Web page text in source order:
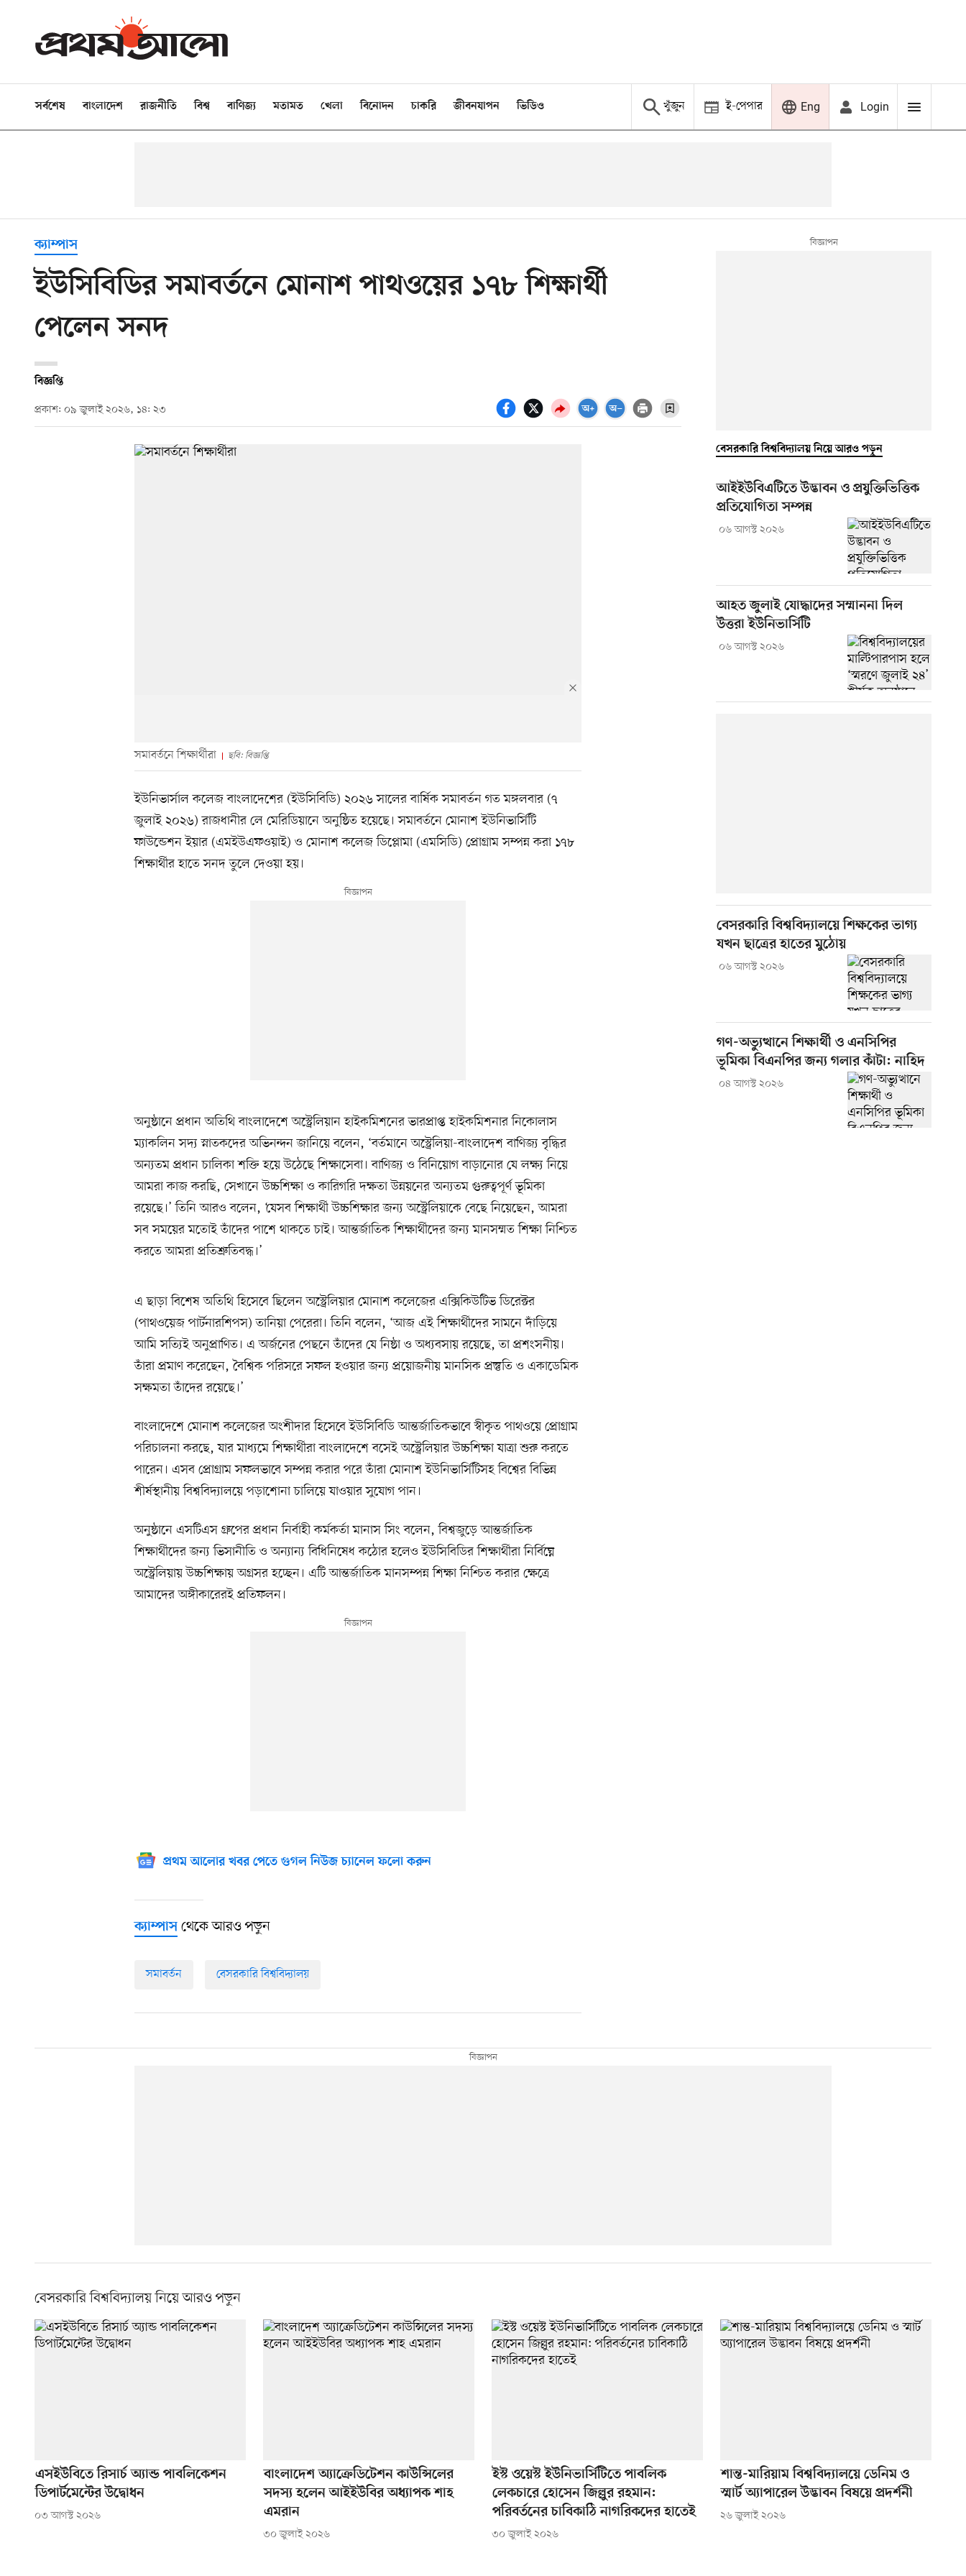
সর্বশেষ বাংলাদেশ রাজনীতি বিশ্ব বাণিজ্য মতামত খেলা বিনোদন চাকরি জীবনযাপন ভিডিও খুঁজুন ই-পেপার Eng Login
ক্যাম্পাস
ইউসিবিডির সমাবর্তনে মোনাশ পাথওয়ের ১৭৮ শিক্ষার্থী
পেলেন সনদ
বিজ্ঞপ্তি
প্রকাশ: ০৯ জুলাই ২০২৬, ১৪: ২৩
সমাবর্তনে শিক্ষার্থীরা ছবি: বিজ্ঞপ্তি
ইউনিভার্সাল কলেজ বাংলাদেশের (ইউসিবিডি) ২০২৬ সালের বার্ষিক সমাবর্তন গত মঙ্গলবার (৭
জুলাই ২০২৬) রাজধানীর লে মেরিডিয়ানে অনুষ্ঠিত হয়েছে। সমাবর্তনে মোনাশ ইউনিভার্সিটি
ফাউন্ডেশন ইয়ার (এমইউএফওয়াই) ও মোনাশ কলেজ ডিপ্লোমা (এমসিডি) প্রোগ্রাম সম্পন্ন করা ১৭৮
শিক্ষার্থীর হাতে সনদ তুলে দেওয়া হয়।
অনুষ্ঠানে প্রধান অতিথি বাংলাদেশে অস্ট্রেলিয়ান হাইকমিশনের ভারপ্রাপ্ত হাইকমিশনার নিকোলাস
ম্যাকলিন সদ্য স্নাতকদের অভিনন্দন জানিয়ে বলেন, ‘বর্তমানে অস্ট্রেলিয়া-বাংলাদেশ বাণিজ্য বৃদ্ধির
অন্যতম প্রধান চালিকা শক্তি হয়ে উঠেছে শিক্ষাসেবা। বাণিজ্য ও বিনিয়োগ বাড়ানোর যে লক্ষ্য নিয়ে
আমরা কাজ করছি, সেখানে উচ্চশিক্ষা ও কারিগরি দক্ষতা উন্নয়নের অন্যতম গুরুত্বপূর্ণ ভূমিকা
রয়েছে।’ তিনি আরও বলেন, ‘যেসব শিক্ষার্থী উচ্চশিক্ষার জন্য অস্ট্রেলিয়াকে বেছে নিয়েছেন, আমরা
সব সময়ের মতোই তাঁদের পাশে থাকতে চাই। আন্তর্জাতিক শিক্ষার্থীদের জন্য মানসম্মত শিক্ষা নিশ্চিত
করতে আমরা প্রতিশ্রুতিবদ্ধ।’
এ ছাড়া বিশেষ অতিথি হিসেবে ছিলেন অস্ট্রেলিয়ার মোনাশ কলেজের এক্সিকিউটিভ ডিরেক্টর
(পাথওয়েজ পার্টনারশিপস) তানিয়া পেরেরা। তিনি বলেন, ‘আজ এই শিক্ষার্থীদের সামনে দাঁড়িয়ে
আমি সত্যিই অনুপ্রাণিত। এ অর্জনের পেছনে তাঁদের যে নিষ্ঠা ও অধ্যবসায় রয়েছে, তা প্রশংসনীয়।
তাঁরা প্রমাণ করেছেন, বৈশ্বিক পরিসরে সফল হওয়ার জন্য প্রয়োজনীয় মানসিক প্রস্তুতি ও একাডেমিক
সক্ষমতা তাঁদের রয়েছে।’
বাংলাদেশে মোনাশ কলেজের অংশীদার হিসেবে ইউসিবিডি আন্তর্জাতিকভাবে স্বীকৃত পাথওয়ে প্রোগ্রাম
পরিচালনা করছে, যার মাধ্যমে শিক্ষার্থীরা বাংলাদেশে বসেই অস্ট্রেলিয়ার উচ্চশিক্ষা যাত্রা শুরু করতে
পারেন। এসব প্রোগ্রাম সফলভাবে সম্পন্ন করার পরে তাঁরা মোনাশ ইউনিভার্সিটিসহ বিশ্বের বিভিন্ন
শীর্ষস্থানীয় বিশ্ববিদ্যালয়ে পড়াশোনা চালিয়ে যাওয়ার সুযোগ পান।
অনুষ্ঠানে এসটিএস গ্রুপের প্রধান নির্বাহী কর্মকর্তা মানাস সিং বলেন, বিশ্বজুড়ে আন্তর্জাতিক
শিক্ষার্থীদের জন্য ভিসানীতি ও অন্যান্য বিধিনিষেধ কঠোর হলেও ইউসিবিডির শিক্ষার্থীরা নির্বিঘ্নে
অস্ট্রেলিয়ায় উচ্চশিক্ষায় অগ্রসর হচ্ছেন। এটি আন্তর্জাতিক মানসম্পন্ন শিক্ষা নিশ্চিত করার ক্ষেত্রে
আমাদের অঙ্গীকারেরই প্রতিফলন।
প্রথম আলোর খবর পেতে গুগল নিউজ চ্যানেল ফলো করুন
ক্যাম্পাস থেকে আরও পড়ুন
সমাবর্তন বেসরকারি বিশ্ববিদ্যালয়
বেসরকারি বিশ্ববিদ্যালয় নিয়ে আরও পড়ুন
আইইউবিএটিতে উদ্ভাবন ও প্রযুক্তিভিত্তিক
প্রতিযোগিতা সম্পন্ন
০৬ আগস্ট ২০২৬
আহত জুলাই যোদ্ধাদের সম্মাননা দিল
উত্তরা ইউনিভার্সিটি
০৬ আগস্ট ২০২৬
বেসরকারি বিশ্ববিদ্যালয়ে শিক্ষকের ভাগ্য
যখন ছাত্রের হাতের মুঠোয়
০৬ আগস্ট ২০২৬
গণ-অভ্যুত্থানে শিক্ষার্থী ও এনসিপির
ভূমিকা বিএনপির জন্য গলার কাঁটা: নাহিদ
০৪ আগস্ট ২০২৬
বেসরকারি বিশ্ববিদ্যালয় নিয়ে আরও পড়ুন
এসইউবিতে রিসার্চ অ্যান্ড পাবলিকেশন
ডিপার্টমেন্টের উদ্বোধন
০৩ আগস্ট ২০২৬
বাংলাদেশ অ্যাক্রেডিটেশন কাউন্সিলের
সদস্য হলেন আইইউবির অধ্যাপক শাহ
এমরান
৩০ জুলাই ২০২৬
ইস্ট ওয়েস্ট ইউনিভার্সিটিতে পাবলিক
লেকচারে হোসেন জিল্লুর রহমান:
পরিবর্তনের চাবিকাঠি নাগরিকদের হাতেই
৩০ জুলাই ২০২৬
শান্ত-মারিয়াম বিশ্ববিদ্যালয়ে ডেনিম ও
স্মার্ট অ্যাপারেল উদ্ভাবন বিষয়ে প্রদর্শনী
২৬ জুলাই ২০২৬